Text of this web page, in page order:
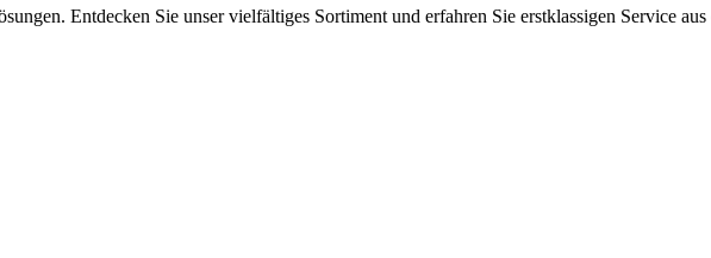
Entdecken Sie unser vielfältiges Sortiment und erfahren Sie erstklassigen Service aus